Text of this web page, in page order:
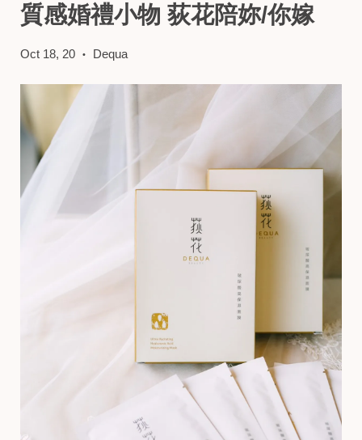
質感婚禮小物 荻花陪妳/你嫁
Oct 18, 20 • Dequa